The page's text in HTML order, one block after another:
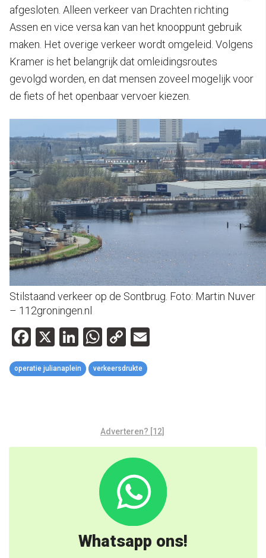
afgesloten. Alleen verkeer van Drachten richting
Assen en vice versa kan van het knooppunt gebruik
maken. Het overige verkeer wordt omgeleid. Volgens
Kramer is het belangrijk dat omleidingsroutes
gevolgd worden, en dat mensen zoveel mogelijk voor
de fiets of het openbaar vervoer kiezen.
Stilstaand verkeer op de Sontbrug. Foto: Martin Nuver
– 112groningen.nl
Facebook
X LinkedIn
WhatsApp
Copy
Link
operatie julianaplein verkeersdrukte
Adverteren? [12]
Whatsapp ons!